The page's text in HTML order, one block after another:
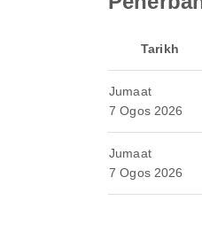
Tarikh
Jumaat
7 Ogos 2026
Jumaat
7 Ogos 2026